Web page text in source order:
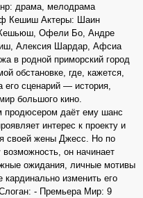
драма, мелодрама
Кешиш Актеры: Шаин
Офели Бо, Андре
Алексия Шардар, Афсиа
в родной приморский город
обстановке, где, кажется,
его сценарий — история,
большого кино.
продюсером даёт ему шанс
интерес к проекту и
своей жены Джесс. Но по
он начинает
ожидания, личные мотивы
изменить его
- Премьера Мир: 9